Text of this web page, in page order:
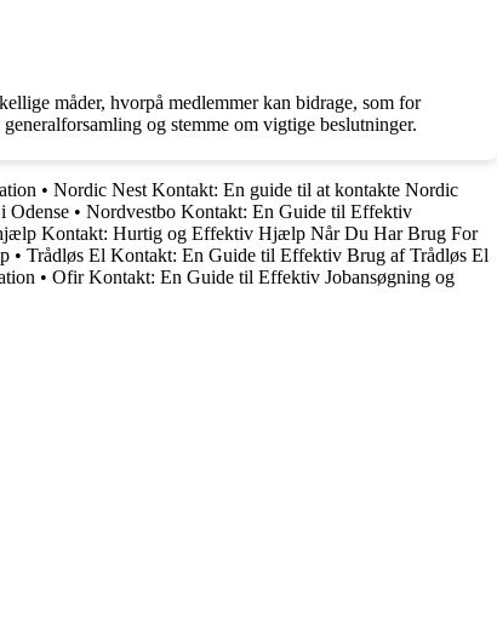
måder, hvorpå medlemmer kan bidrage, som for
og stemme om vigtige beslutninger.
• Nordic Nest Kontakt: En guide til at kontakte Nordic
Odense • Nordvestbo Kontakt: En Guide til Effektiv
Kontakt: Hurtig og Effektiv Hjælp Når Du Har Brug For
• Trådløs El Kontakt: En Guide til Effektiv Brug af Trådløs El
• Ofir Kontakt: En Guide til Effektiv Jobansøgning og